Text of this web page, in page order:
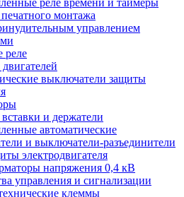
реле времени и таймеры
монтажа
управлением
реле
выключатели защиты
и держатели
автоматические
и выключатели-разъединители
электродвигателя
напряжения 0,4 кВ
управления и сигнализации
клеммы